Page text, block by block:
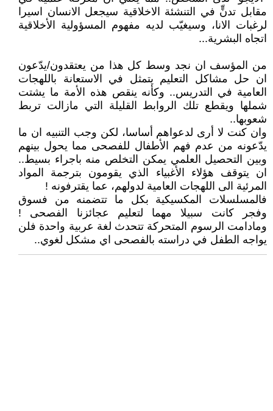
مقابل تدنٍّ في التنشئة الاخلاقية سيجعل الانسان اسيرا
لرغبات الانا، وسيغيّب لديه مفهوم المسؤولية الأخلاقية
اتجاه البشرية...
من المؤسف ان نجد وسط كل هذا من يعتقدون/يدّعون
ان حل مشاكل التعليم يتمثل في الاستعانة باللهجات
العامية في التدريس.. وكأنه ينقص هذه الأمة ما يشتت
شملها ويقطع تلك الروابط القليلة التي مازالت تربط
شعوبها..
وان كنت لا أرى لدعواهم أساسا، لكن وجب التنبيه ان ما
يدّعونه من عدم فهم الأطفال للفصحى مما يحول بينهم
وبين التحصيل العلمي يمكن التخلص منه باجراء بسيط..
ان يتوقف هؤلاء الأغبياء الذي يقومون بترجمة المواد
المرئية الى اللهجات العامية لدولهم، عما يقترفونه !
فالمسلسلات المكسيكية بكل ما تتضمنه من فسوق
وفجر كانت سبيلا مهما لتعليم عجائزنا الفصحى !
ومادامت الرسوم المتحركة تتحدث لغة عربية واحدة فلن
يواجه الطفل في دراسته بالفصحى اي مشكل لغوي..